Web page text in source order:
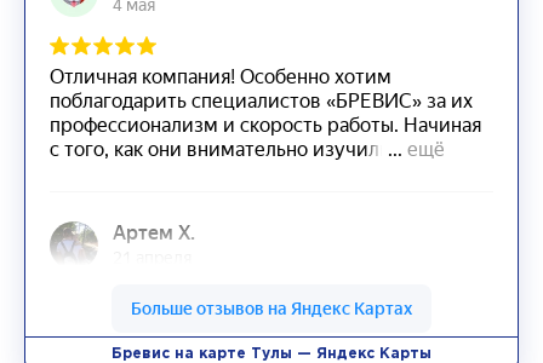
Бревис на карте Тулы — Яндекс Карты